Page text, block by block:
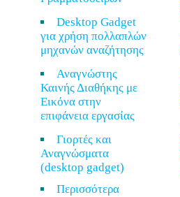
Desktop Gadget
για χρήση πολλαπλών
μηχανών αναζήτησης
Αναγνώστης
Καινής Διαθήκης με
Εικόνα στην
επιφάνεια εργασίας
Γιορτές και
Αναγνώσματα
(desktop gadget)
Περισσότερα